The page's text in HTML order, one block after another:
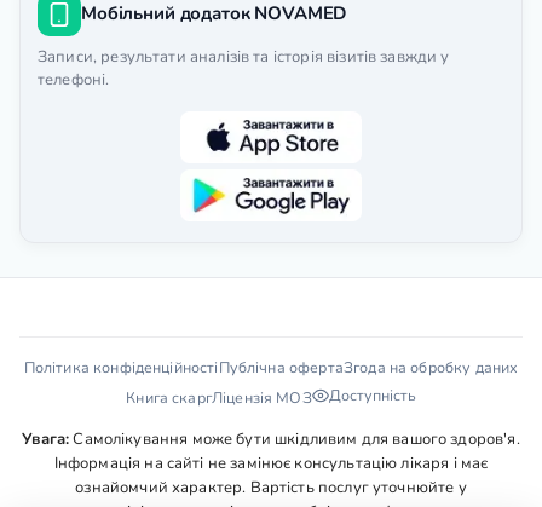
Мобільний додаток NOVAMED
Записи, результати аналізів та історія візитів завжди у
телефоні.
Політика конфіденційностіПублічна офертаЗгода на обробку даних
Книга скаргЛіцензія МОЗ Доступність
Увага:Самолікування може бути шкідливим для вашого здоров'я.
Інформація на сайті не замінює консультацію лікаря і має
ознайомчий характер. Вартість послуг уточнюйте у